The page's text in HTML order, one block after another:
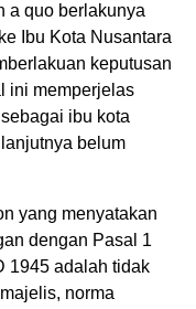
a quo berlakunya
Ibu Kota Nusantara
keputusan
ini memperjelas
ibu kota
belum
yang menyatakan
dengan Pasal 1
1945 adalah tidak
norma